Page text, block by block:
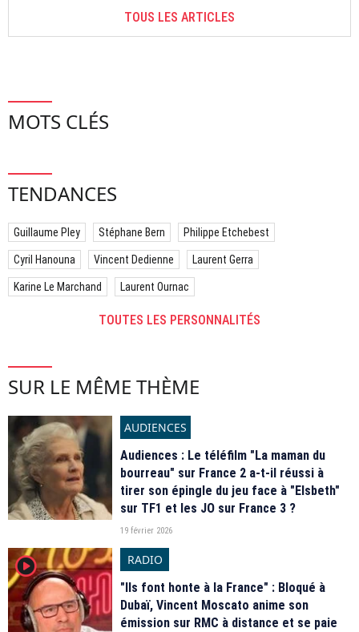
TOUS LES ARTICLES
MOTS CLÉS
TENDANCES
Guillaume Pley Stéphane Bern Philippe Etchebest
Cyril Hanouna Vincent Dedienne Laurent Gerra
Karine Le Marchand Laurent Ournac
TOUTES LES PERSONNALITÉS
SUR LE MÊME THÈME
AUDIENCES
Audiences : Le téléfilm "La maman du
bourreau" sur France 2 a-t-il réussi à
tirer son épingle du jeu face à "Elsbeth"
sur TF1 et les JO sur France 3 ?
19 février 2026
player2
RADIO
"Ils font honte à la France" : Bloqué à
Dubaï, Vincent Moscato anime son
émission sur RMC à distance et se paie